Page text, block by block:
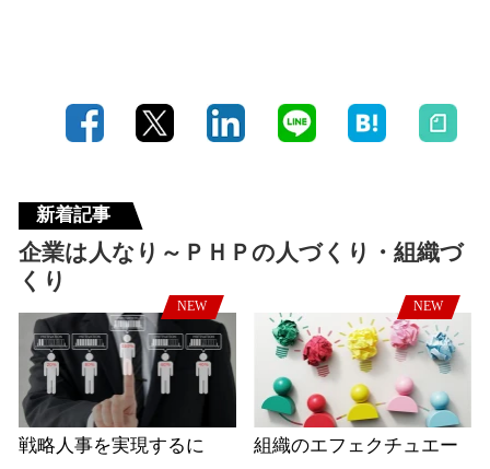
新着記事
企業は人なり～ＰＨＰの人づくり・組織づ
くり
NEW
戦略人事を実現するに
NEW
組織のエフェクチュエー